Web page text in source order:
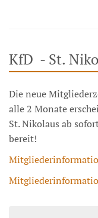
KfD - St.
Die neue
alle 2 Monate
St. Nikolaus ab
bereit!